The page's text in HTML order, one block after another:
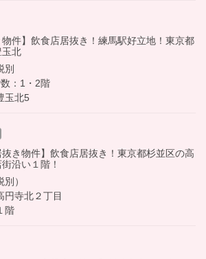
物件】飲食店居抜き！練馬駅好立地！東京都
玉北
別
：1・2階
玉北5
抜き物件】飲食店居抜き！東京都杉並区の高
沿い１階！
）
円寺北２丁目
階